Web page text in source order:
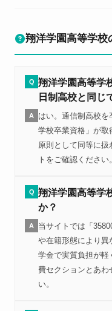
翔洋学園高等学校
Q 翔洋学園高等学
日制高校と同じ
A
はい。通信制高校
学校卒業資格」が取
原則として同等に扱
トをご確認ください。
Q 翔洋学園高等学
か？
A
当サイトでは「
や在籍形態により異
学金で実質負担が軽
費セクションとあわ
い。